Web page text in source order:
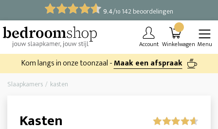
9.4/10 142 beoordelingen
Account Winkelwagen Menu
Kom langs in onze toonzaal -Maak een afspraak
Slaapkamers kasten
Kasten